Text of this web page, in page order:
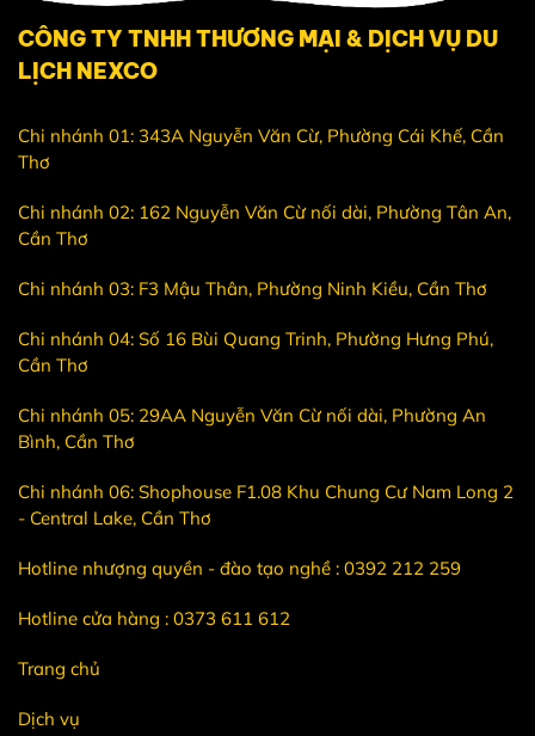
CÔNG TY TNHH THƯƠNG MẠI & DỊCH VỤ DU
LỊCH NEXCO
Chi nhánh 01: 343A Nguyễn Văn Cừ, Phường Cái Khế, Cần
Thơ
Chi nhánh 02: 162 Nguyễn Văn Cừ nối dài, Phường Tân An,
Cần Thơ
Chi nhánh 03: F3 Mậu Thân, Phường Ninh Kiều, Cần Thơ
Chi nhánh 04: Số 16 Bùi Quang Trinh, Phường Hưng Phú,
Cần Thơ
Chi nhánh 05: 29AA Nguyễn Văn Cừ nối dài, Phường An
Bình, Cần Thơ
Chi nhánh 06: Shophouse F1.08 Khu Chung Cư Nam Long 2
- Central Lake, Cần Thơ
Hotline nhượng quyền - đào tạo nghề : 0392 212 259
Hotline cửa hàng : 0373 611 612
Trang chủ
Dịch vụ